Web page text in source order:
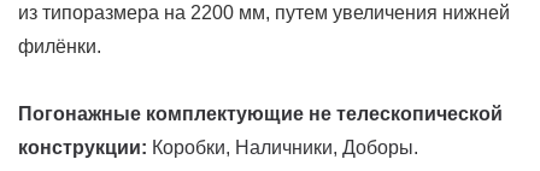
из типоразмера на 2200 мм, путем увеличения нижней
филёнки.
Погонажные комплектующие не телескопической
конструкции: Коробки, Наличники, Доборы.